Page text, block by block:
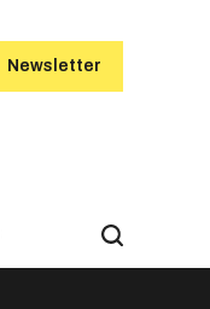
Newsletter